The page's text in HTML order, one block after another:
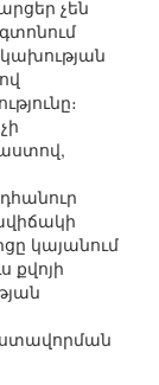
չեն
կայանում
քվոյի